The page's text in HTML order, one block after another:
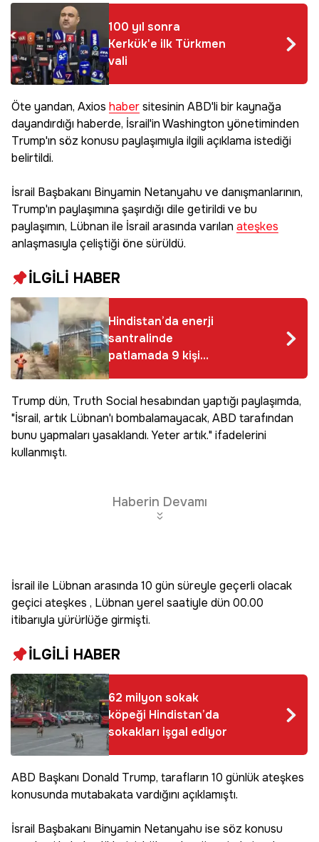
100 yıl sonra
Kerkük'e ilk Türkmen
vali
Öte yandan, Axios habersitesinin ABD'li bir kaynağa
dayandırdığı haberde, İsrail'in Washington yönetiminden
Trump'ın söz konusu paylaşımıyla ilgili açıklama istediği
belirtildi.
İsrail Başbakanı Binyamin Netanyahu ve danışmanlarının,
Trump'ın paylaşımına şaşırdığı dile getirildi ve bu
paylaşımın, Lübnan ile İsrail arasında varılan ateşkes
anlaşmasıyla çeliştiği öne sürüldü.
İLGİLİ HABER
Hindistan’da enerji
santralinde
patlamada 9 kişi
hayatını kaybetti
Trump dün, Truth Social hesabından yaptığı paylaşımda,
"İsrail, artık Lübnan'ı bombalamayacak, ABD tarafından
bunu yapmaları yasaklandı. Yeter artık." ifadelerini
kullanmıştı.
Haberin Devamı
İsrail ile Lübnan arasında 10 gün süreyle geçerli olacak
geçici ateşkes , Lübnan yerel saatiyle dün 00.00
itibarıyla yürürlüğe girmişti.
İLGİLİ HABER
62 milyon sokak
köpeği Hindistan’da
sokakları işgal ediyor
ABD Başkanı Donald Trump, tarafların 10 günlük ateşkes
konusunda mutabakata vardığını açıklamıştı.
İsrail Başbakanı Binyamin Netanyahu ise söz konusu